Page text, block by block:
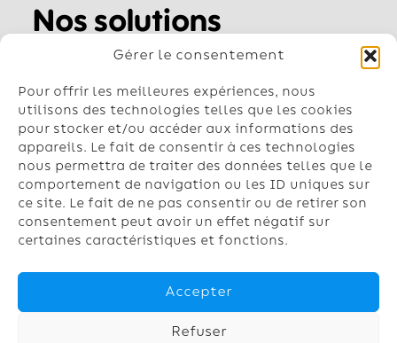
Gérer le consentement
Pour offrir les meilleures expériences, nous
utilisons des technologies telles que les cookies
pour stocker et/ou accéder aux informations des
appareils. Le fait de consentir à ces technologies
nous permettra de traiter des données telles que le
comportement de navigation ou les ID uniques sur
ce site. Le fait de ne pas consentir ou de retirer son
consentement peut avoir un effet négatif sur
certaines caractéristiques et fonctions.
Accepter
Refuser
Nos solutions
Pompe à chaleur air-air
Géothermie
Chauffe-eau
Climatisation
Contactez-nous
Nos conseillers vous répondent du
lundi au vendredi de 8h à 18h
03.74.47.24.69
contact@chaufinord.fr